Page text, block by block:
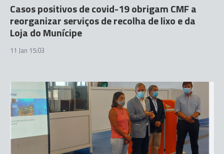
Casos positivos de covid-19 obrigam CMF a
reorganizar serviços de recolha de lixo e da
Loja do Munícipe
11 Jan 15:03